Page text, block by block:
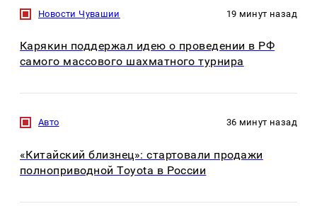
Новости Чувашии 19 минут назад
Карякин поддержал идею о проведении в РФ
самого массового шахматного турнира
Авто 36 минут назад
«Китайский близнец»: стартовали продажи
полноприводной Toyota в России